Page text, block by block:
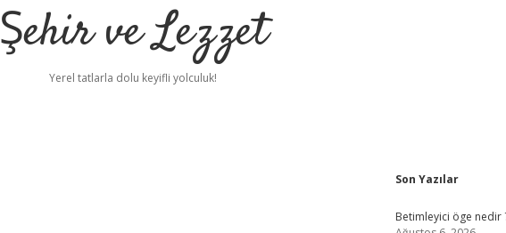
Şehir ve Lezzet
Yerel tatlarla dolu keyifli yolculuk!
Sidebar
Son Yazılar
Betimleyici öge nedir